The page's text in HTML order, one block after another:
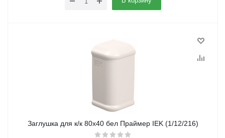
Заглушка для к/к 80х40 бел Праймер IEK (1/12/216)